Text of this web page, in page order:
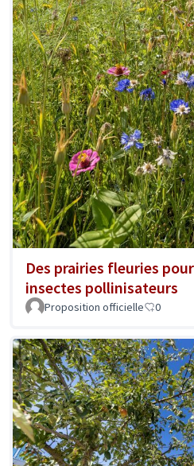
Des prairies fleuries
insectes pollinisateurs
Proposition officielle 0